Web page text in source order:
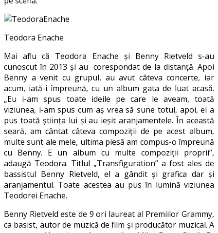
Teodora Enache
Mai aflu că Teodora Enache și Benny Rietveld s-au
cunoscut în 2013 și au corespondat de la distanță. Apoi
Benny a venit cu grupul, au avut câteva concerte, iar
acum, iată-i împreună, cu un album gata de luat acasă.
„Eu i-am spus toate ideile pe care le aveam, toată
viziunea, i-am spus cum aș vrea să sune totul, apoi, el a
pus toată știința lui și au ieșit aranjamentele. În această
seară, am cântat câteva compoziții de pe acest album,
multe sunt ale mele, ultima piesă am compus-o împreună
cu Benny. E un album cu multe compoziții proprii”,
adaugă Teodora. Titlul „Transfiguration” a fost ales de
bassistul Benny Rietveld, el a gândit și grafica dar și
aranjamentul. Toate acestea au pus în lumină viziunea
Teodorei Enache.
Benny Rietveld este de 9 ori laureat al Premiilor Grammy,
ca basist, autor de muzică de film și producător muzical. A